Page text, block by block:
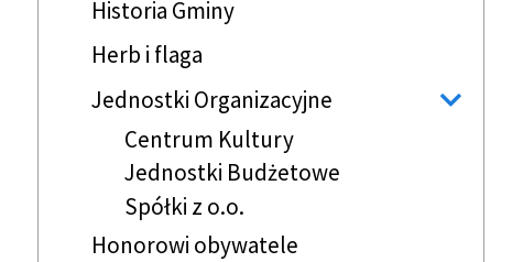
Historia Gminy
Herb i flaga
Jednostki Organizacyjne
Centrum Kultury
Jednostki Budżetowe
Spółki z o.o.
Honorowi obywatele